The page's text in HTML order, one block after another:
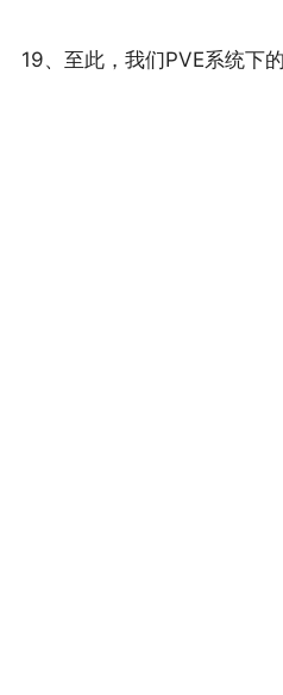
19、至此，我们PVE系统下